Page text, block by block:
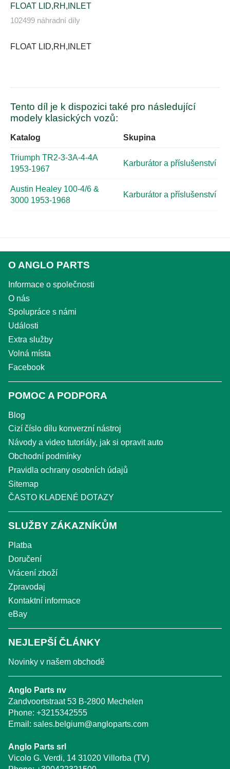
FLOAT LID,RH,INLET
102499 náhradní díly
FLOAT LID,RH,INLET
Tento díl je k dispozici také pro následující
modely klasických vozů:
Katalog Skupina
Triumph TR2-3-3A-4-4A
1953-1967
Karburátor a příslušenství
Austin Healey 100-4/6 &
3000 1953-1968
Karburátor a příslušenství
O ANGLO PARTS
Informace o společnosti
O nás
Spolupráce s námi
Události
Extra služby
Volná místa
Facebook
POMOC A PODPORA
Blog
Cizí číslo dílu konverzní nástroj
Návody a video tutoriály, jak si opravit auto
Obchodní podmínky
Pravidla ochrany osobních údajů
Sitemap
ČASTO KLADENÉ DOTAZY
SLUŽBY ZÁKAZNÍKŮM
Platba
Doručení
Vrácení zboží
Zpravodaj
Kontaktní informace
eBay
NEJLEPŠÍ ČLÁNKY
Novinky v našem obchodě
Anglo Parts nv
Zandvoortstraat 53 B-2800 Mechelen
Phone: +3215342555
Email: sales.belgium@angloparts.com
Anglo Parts srl
Vicolo G. Verdi, 14 31020 Villorba (TV)